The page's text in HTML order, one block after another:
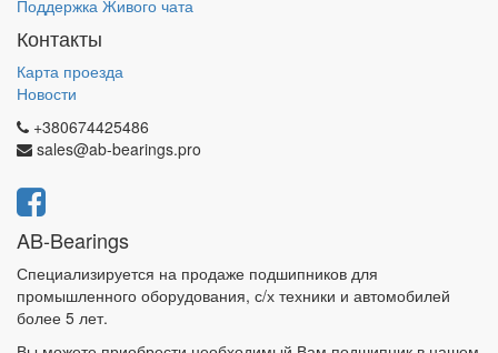
Поддержка Живого чата
Контакты
Карта проезда
Новости
+380674425486
sales@ab-bearings.pro
AB-Bearings
Специализируется на продаже подшипников для
промышленного оборудования, с/х техники и автомобилей
более 5 лет.